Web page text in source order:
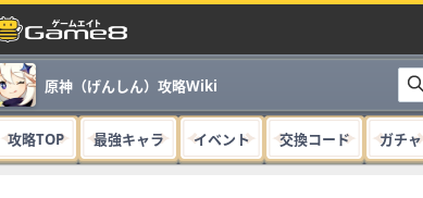
原神（げんしん）攻略Wiki
攻略TOP 最強キャラ イベント 交換コード ガチャ